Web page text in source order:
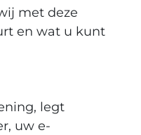
met deze
en wat u kunt
legt
uw e-